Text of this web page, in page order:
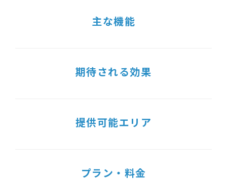
主な機能
期待される効果
提供可能エリア
プラン・料金